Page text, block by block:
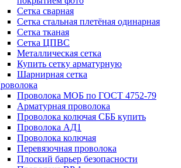
Сетка сварная
Сетка стальная плетёная одинарная
Сетка тканая
Сетка ЦПВС
Металлическая сетка
Купить сетку арматурную
Шарнирная сетка
Проволока МОБ по ГОСТ 4752-79
Арматурная проволока
Проволока колючая СББ купить
Проволока АД1
Проволока колючая
Перевязочная проволока
Плоский барьер безопасности